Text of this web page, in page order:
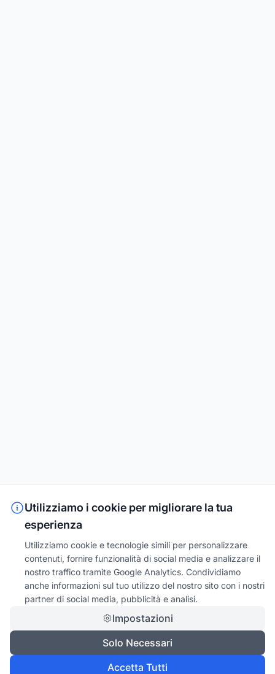
Utilizziamo i cookie per migliorare la tua
esperienza
Utilizziamo cookie e tecnologie simili per personalizzare
contenuti, fornire funzionalità di social media e analizzare il
nostro traffico tramite Google Analytics. Condividiamo
anche informazioni sul tuo utilizzo del nostro sito con i nostri
partner di social media, pubblicità e analisi.
Impostazioni
Solo Necessari
Accetta Tutti